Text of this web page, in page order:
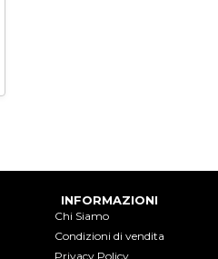
INFORMAZIONI
Chi Siamo
Condizioni di vendita
Privacy Policy